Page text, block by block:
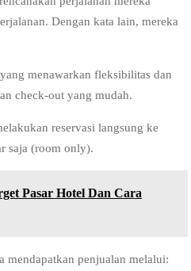
Dengan kata lain, mereka
menawarkan fleksibilitas dan
check-out yang mudah.
reservasi langsung ke
saja (room only).
Pasar Hotel Dan Cara
mendapatkan penjualan melalui: